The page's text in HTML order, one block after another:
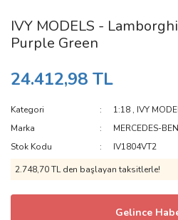
IVY MODELS -
Purple Green
24.412,98 TL
Kategori 1:18 , IVY
Marka
MERCEDES-
Stok Kodu
IV1804VT2
2.748,70 TL den başlayan taksitlerle!
Gelince